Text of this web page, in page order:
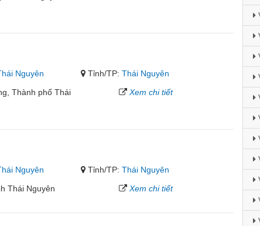
Nguyên Tỉnh/TP:Thái Nguyên
Thành phố Thái
Xem chi tiết
Nguyên Tỉnh/TP:Thái Nguyên
Thái Nguyên
Xem chi tiết